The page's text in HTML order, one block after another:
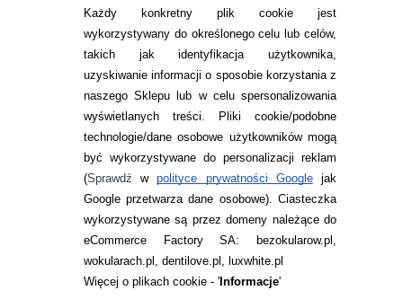
Każdy konkretny plik cookie jest
wykorzystywany do określonego celu lub celów,
takich jak identyfikacja użytkownika,
uzyskiwanie informacji o sposobie korzystania z
naszego Sklepu lub w celu spersonalizowania
wyświetlanych treści.
Pliki cookie/podobne
technologie/dane osobowe użytkowników mogą
być wykorzystywane do personalizacji reklam
(Sprawdźwpolityce prywatności Googlejak
Google przetwarza dane osobowe). Ciasteczka
wykorzystywane są przez domeny należące do
eCommerce Factory SA: bezokularow.pl,
wokularach.pl, dentilove.pl, luxwhite.pl
Więcej o plikach cookie - 'Informacje'
INFORMACJE KONTAKTOWE
JAK ZAMAWIAĆ?
ZWROTY I REKLAMACJA
WARUNKI ZAKUPÓW
RANKINGI SOCZEWEK